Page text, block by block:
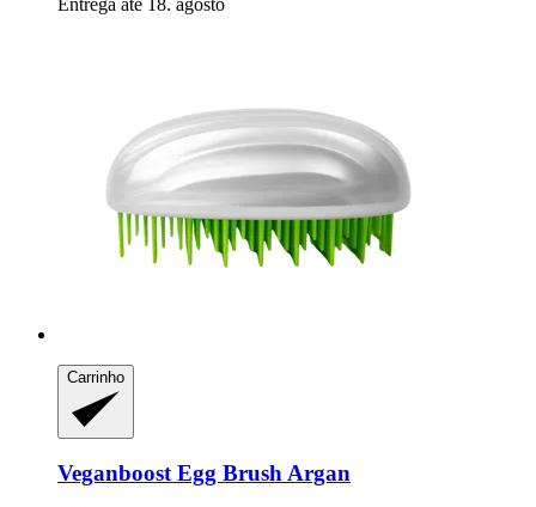
Entrega até 18. agosto
Carrinho
VeganboostEgg Brush Argan